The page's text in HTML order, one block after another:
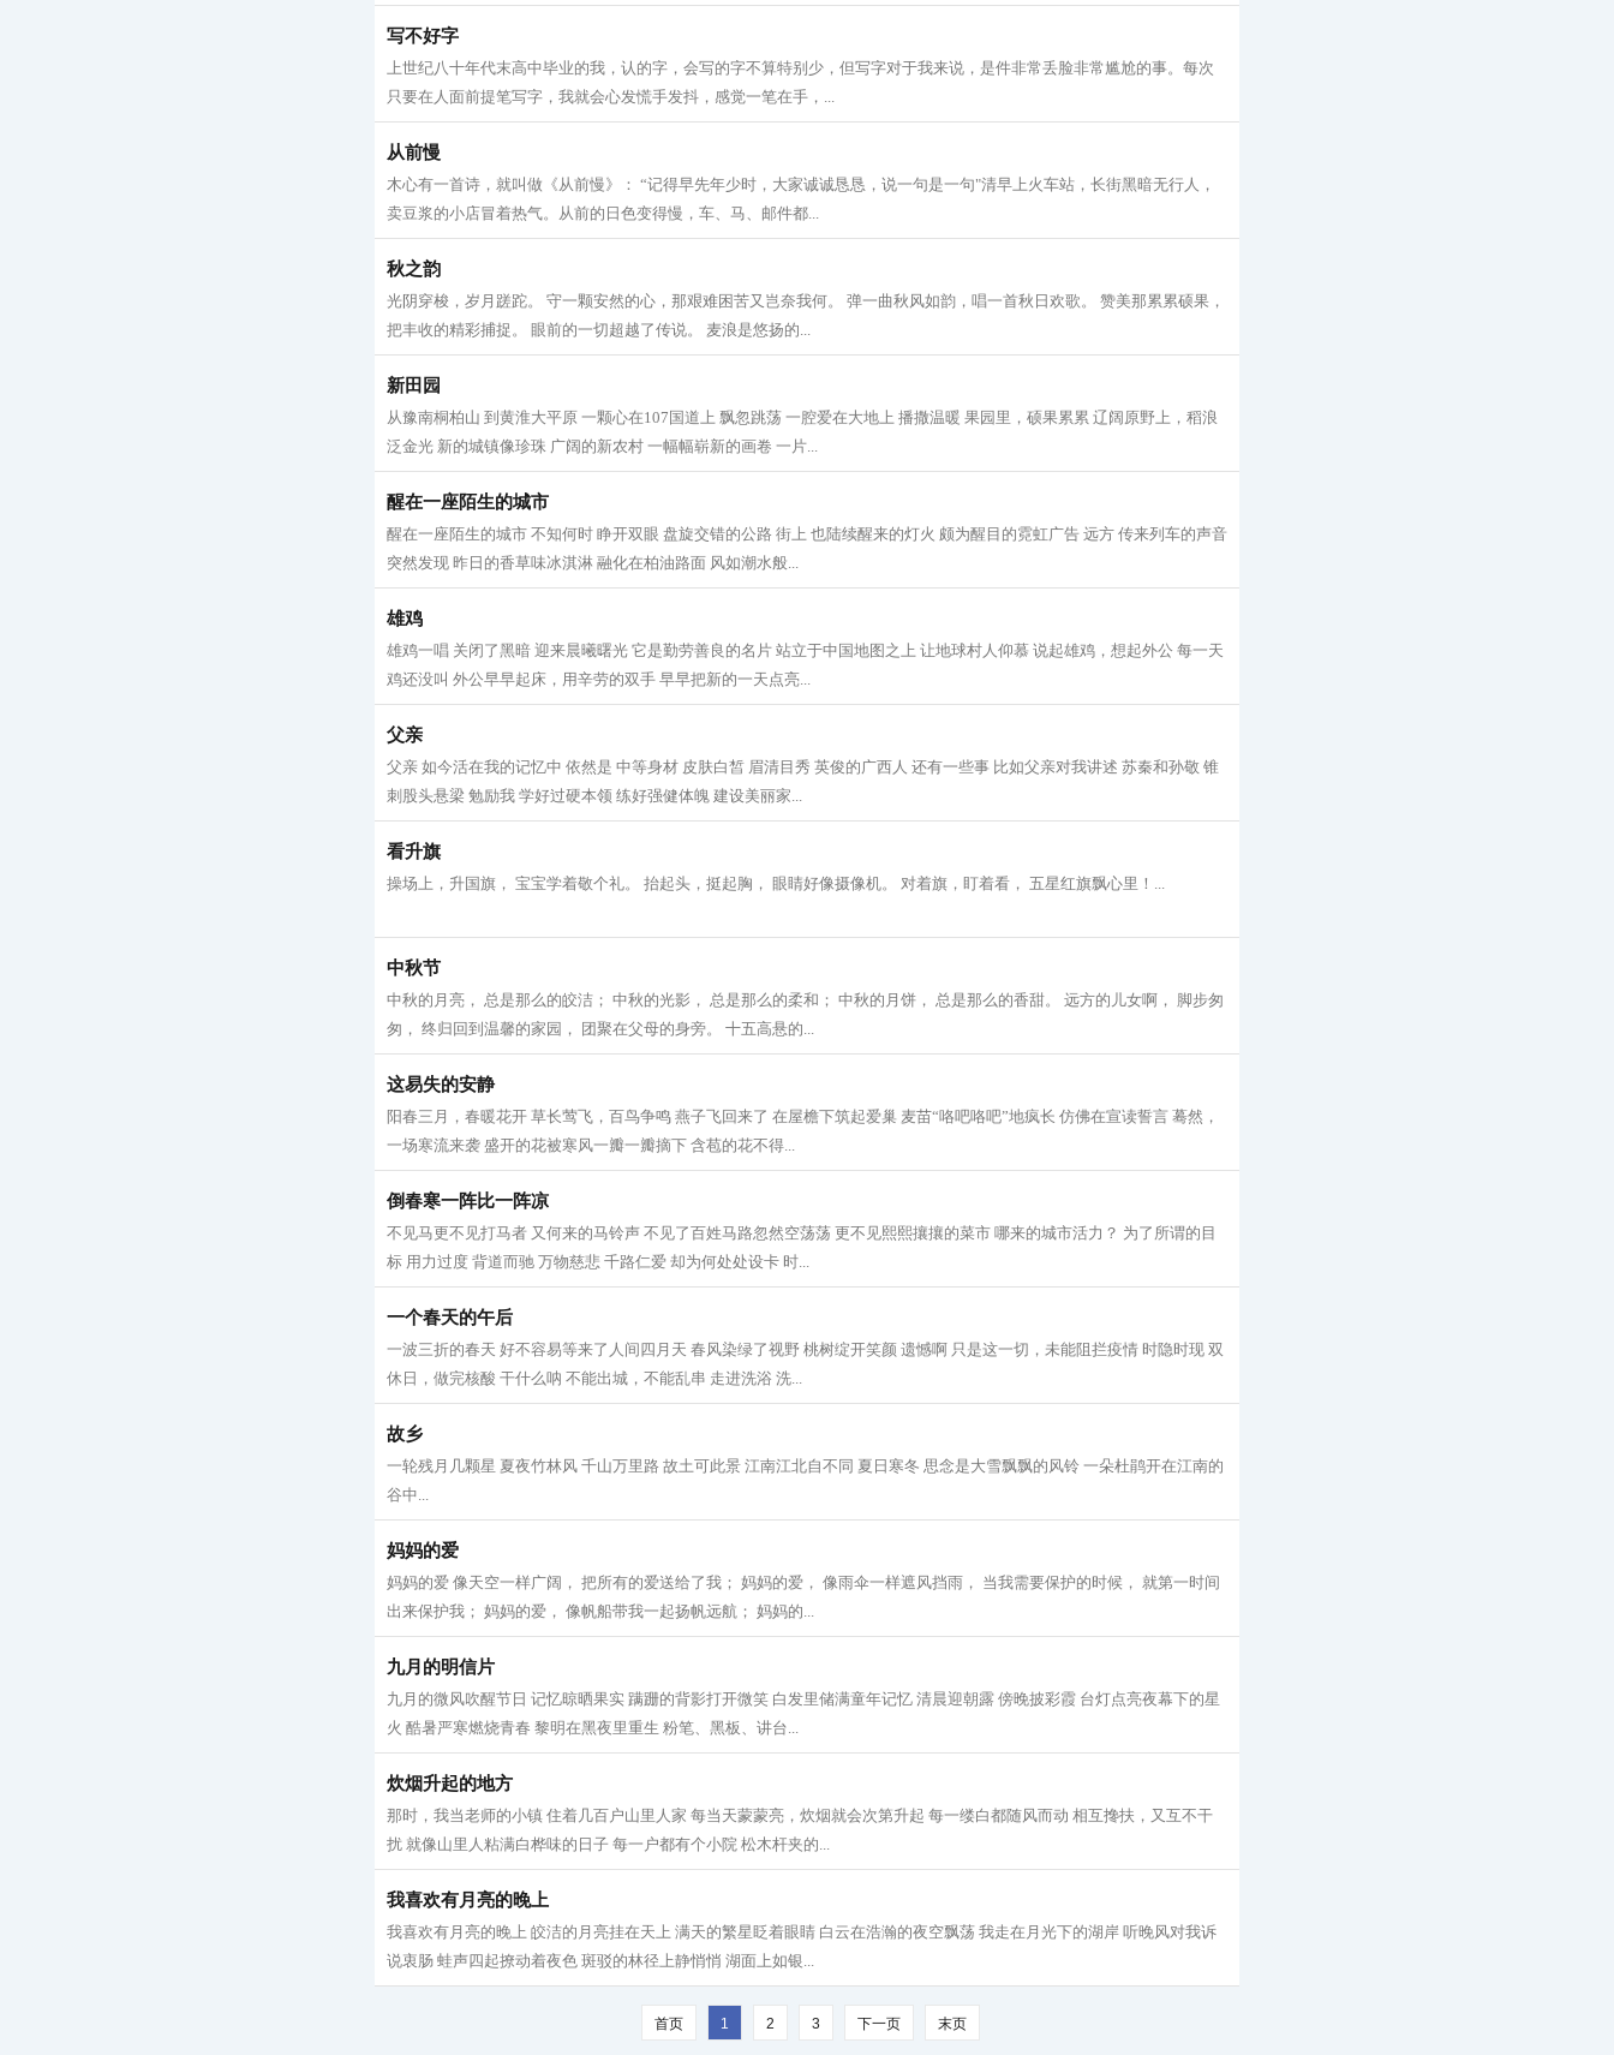
写不好字
上世纪八十年代末高中毕业的我，认的字，会写的字不算特别少，但写字对于我来说，是件非常丢脸非常尴尬的事。每次
只要在人面前提笔写字，我就会心发慌手发抖，感觉一笔在手，...
从前慢
木心有一首诗，就叫做《从前慢》： “记得早先年少时，大家诚诚恳恳，说一句是一句"清早上火车站，长街黑暗无行人，
卖豆浆的小店冒着热气。从前的日色变得慢，车、马、邮件都...
秋之韵
光阴穿梭，岁月蹉跎。 守一颗安然的心，那艰难困苦又岂奈我何。 弹一曲秋风如韵，唱一首秋日欢歌。 赞美那累累硕果，
把丰收的精彩捕捉。 眼前的一切超越了传说。 麦浪是悠扬的...
新田园
从豫南桐柏山 到黄淮大平原 一颗心在107国道上 飘忽跳荡 一腔爱在大地上 播撒温暖 果园里，硕果累累 辽阔原野上，稻浪
泛金光 新的城镇像珍珠 广阔的新农村 一幅幅崭新的画卷 一片...
醒在一座陌生的城市
醒在一座陌生的城市 不知何时 睁开双眼 盘旋交错的公路 街上 也陆续醒来的灯火 颇为醒目的霓虹广告 远方 传来列车的声音
突然发现 昨日的香草味冰淇淋 融化在柏油路面 风如潮水般...
雄鸡
雄鸡一唱 关闭了黑暗 迎来晨曦曙光 它是勤劳善良的名片 站立于中国地图之上 让地球村人仰慕 说起雄鸡，想起外公 每一天
鸡还没叫 外公早早起床，用辛劳的双手 早早把新的一天点亮...
父亲
父亲 如今活在我的记忆中 依然是 中等身材 皮肤白皙 眉清目秀 英俊的广西人 还有一些事 比如父亲对我讲述 苏秦和孙敬 锥
刺股头悬梁 勉励我 学好过硬本领 练好强健体魄 建设美丽家...
看升旗
操场上，升国旗， 宝宝学着敬个礼。 抬起头，挺起胸， 眼睛好像摄像机。 对着旗，盯着看， 五星红旗飘心里！...
中秋节
中秋的月亮， 总是那么的皎洁； 中秋的光影， 总是那么的柔和； 中秋的月饼， 总是那么的香甜。 远方的儿女啊， 脚步匆
匆， 终归回到温馨的家园， 团聚在父母的身旁。 十五高悬的...
这易失的安静
阳春三月，春暖花开 草长莺飞，百鸟争鸣 燕子飞回来了 在屋檐下筑起爱巢 麦苗“咯吧咯吧”地疯长 仿佛在宣读誓言 蓦然，
一场寒流来袭 盛开的花被寒风一瓣一瓣摘下 含苞的花不得...
倒春寒一阵比一阵凉
不见马更不见打马者 又何来的马铃声 不见了百姓马路忽然空荡荡 更不见熙熙攘攘的菜市 哪来的城市活力？ 为了所谓的目
标 用力过度 背道而驰 万物慈悲 千路仁爱 却为何处处设卡 时...
一个春天的午后
一波三折的春天 好不容易等来了人间四月天 春风染绿了视野 桃树绽开笑颜 遗憾啊 只是这一切，未能阻拦疫情 时隐时现 双
休日，做完核酸 干什么呐 不能出城，不能乱串 走进洗浴 洗...
故乡
一轮残月几颗星 夏夜竹林风 千山万里路 故土可此景 江南江北自不同 夏日寒冬 思念是大雪飘飘的风铃 一朵杜鹃开在江南的
谷中...
妈妈的爱
妈妈的爱 像天空一样广阔， 把所有的爱送给了我； 妈妈的爱， 像雨伞一样遮风挡雨， 当我需要保护的时候， 就第一时间
出来保护我； 妈妈的爱， 像帆船带我一起扬帆远航； 妈妈的...
九月的明信片
九月的微风吹醒节日 记忆晾晒果实 蹒跚的背影打开微笑 白发里储满童年记忆 清晨迎朝露 傍晚披彩霞 台灯点亮夜幕下的星
火 酷暑严寒燃烧青春 黎明在黑夜里重生 粉笔、黑板、讲台...
炊烟升起的地方
那时，我当老师的小镇 住着几百户山里人家 每当天蒙蒙亮，炊烟就会次第升起 每一缕白都随风而动 相互搀扶，又互不干
扰 就像山里人粘满白桦味的日子 每一户都有个小院 松木杆夹的...
我喜欢有月亮的晚上
我喜欢有月亮的晚上 皎洁的月亮挂在天上 满天的繁星眨着眼睛 白云在浩瀚的夜空飘荡 我走在月光下的湖岸 听晚风对我诉
说衷肠 蛙声四起撩动着夜色 斑驳的林径上静悄悄 湖面上如银...
首页 1 2 3 下一页 末页